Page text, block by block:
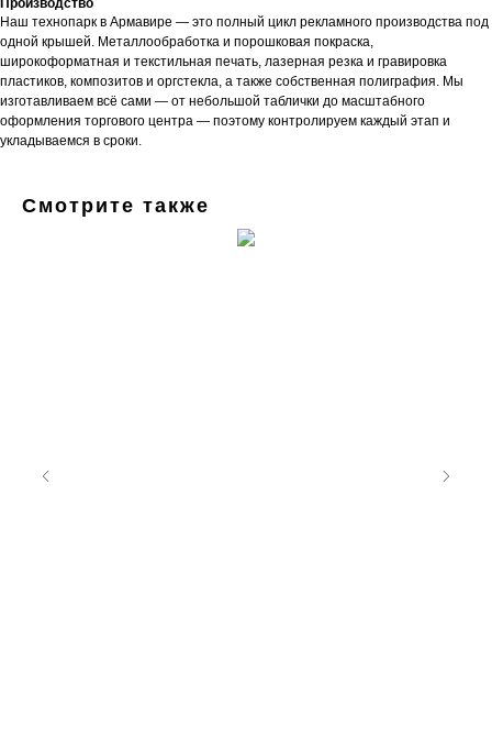
Производство
Наш технопарк в Армавире — это полный цикл рекламного производства под
одной крышей. Металлообработка и порошковая покраска,
широкоформатная и текстильная печать, лазерная резка и гравировка
пластиков, композитов и оргстекла, а также собственная полиграфия. Мы
изготавливаем всё сами — от небольшой таблички до масштабного
оформления торгового центра — поэтому контролируем каждый этап и
укладываемся в сроки.
Смотрите также